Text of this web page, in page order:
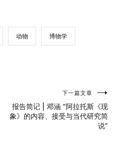
动物 博物学
下一篇文章
报告简记 | 邓涵 “阿拉托斯《现
象》的内容、接受与当代研究简
说”